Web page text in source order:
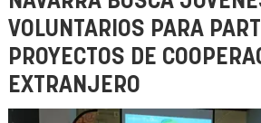
VOLUNTARIOS PARA
PROYECTOS DE
EXTRANJERO